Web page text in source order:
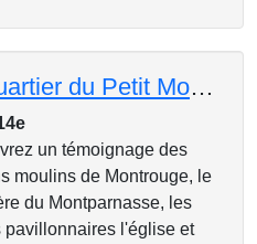
Le quartier du Petit Montrouge
un témoignage des
moulins de Montrouge, le
du Montparnasse, les
pavillonnaires l'église et